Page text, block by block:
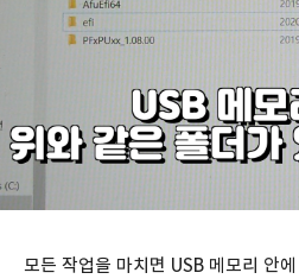
모든 작업을 마치면 USB 메모리 안